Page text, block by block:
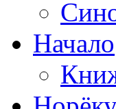
Начало